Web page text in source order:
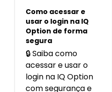
POPULARES
Como acessar e
usar o login na IQ
Option de forma
segura
🔒 Saiba como
acessar e usar o
login na IQ Option
com segurança e